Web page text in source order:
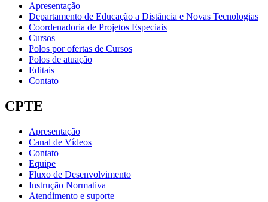
Apresentação
Departamento de Educação a Distância e Novas Tecnologias
Coordenadoria de Projetos Especiais
Cursos
Polos por ofertas de Cursos
Polos de atuação
Editais
Contato
CPTE
Apresentação
Canal de Vídeos
Contato
Equipe
Fluxo de Desenvolvimento
Instrução Normativa
Atendimento e suporte